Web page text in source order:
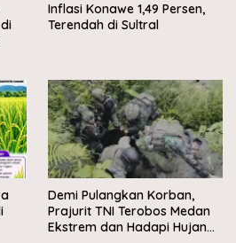
Inflasi Konawe 1,49 Persen,
Terendah di Sultral
Demi Pulangkan Korban,
Prajurit TNI Terobos Medan
Ekstrem dan Hadapi Hujan